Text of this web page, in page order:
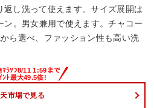
返し洗って使えます。サイズ展開は
。男女兼用で使えます。チャコー
ら選べ、ファッション性も高い洗
市場で見る